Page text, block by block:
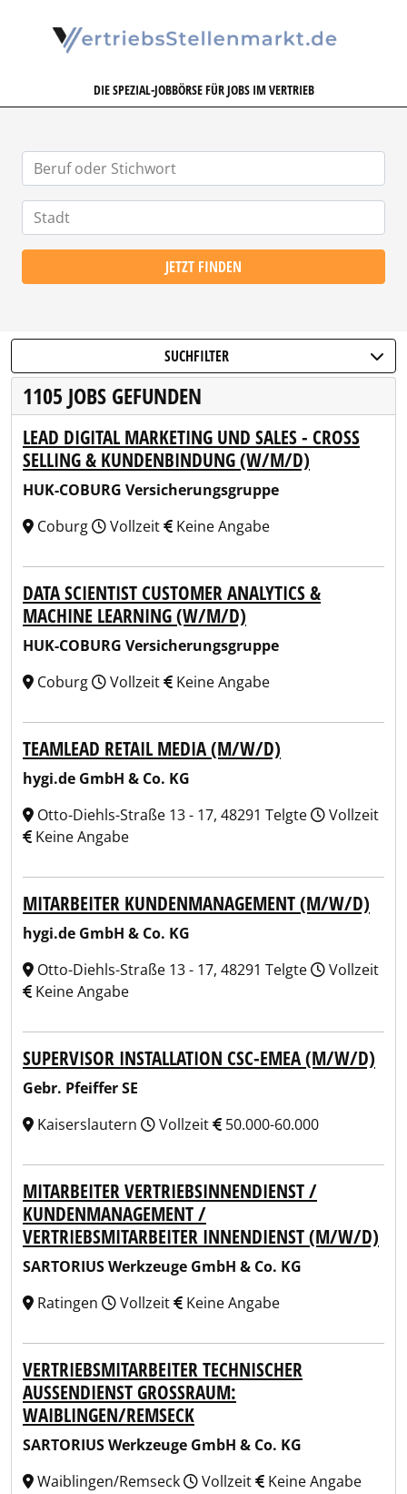
DIE SPEZIAL-JOBBÖRSE FÜR JOBS IM VERTRIEB
JETZT FINDEN
SUCHFILTER
1105 JOBS GEFUNDEN
LEAD DIGITAL MARKETING UND SALES - CROSS
SELLING & KUNDENBINDUNG (W/M/D)
HUK-COBURG Versicherungsgruppe
Coburg
Vollzeit Keine Angabe
DATA SCIENTIST CUSTOMER ANALYTICS &
MACHINE LEARNING (W/M/D)
HUK-COBURG Versicherungsgruppe
Coburg
Vollzeit Keine Angabe
TEAMLEAD RETAIL MEDIA (M/W/D)
hygi.de GmbH & Co. KG
Otto-Diehls-Straße 13 - 17, 48291 Telgte
Vollzeit
Keine Angabe
MITARBEITER KUNDENMANAGEMENT (M/W/D)
hygi.de GmbH & Co. KG
Otto-Diehls-Straße 13 - 17, 48291 Telgte
Vollzeit
Keine Angabe
SUPERVISOR INSTALLATION CSC-EMEA (M/W/D)
Gebr. Pfeiffer SE
Kaiserslautern
Vollzeit 50.000-60.000
MITARBEITER VERTRIEBSINNENDIENST /
KUNDENMANAGEMENT /
VERTRIEBSMITARBEITER INNENDIENST (M/W/D)
SARTORIUS Werkzeuge GmbH & Co. KG
Ratingen
Vollzeit Keine Angabe
VERTRIEBSMITARBEITER TECHNISCHER
AUSSENDIENST GROSSRAUM: WA
IBLINGEN/REMSECK
SARTORIUS Werkzeuge GmbH & Co. KG
Waiblingen/Remseck
Vollzeit Keine Angabe